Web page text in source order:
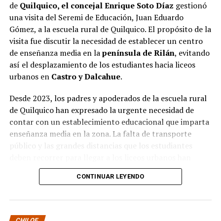
de Quilquico, el concejal Enrique Soto Díaz gestionó
una visita del Seremi de Educación, Juan Eduardo
Gómez, a la escuela rural de Quilquico. El propósito de la
visita fue discutir la necesidad de establecer un centro
de enseñanza media en lapenínsula de Rilán, evitando
así el desplazamiento de los estudiantes hacia liceos
urbanos en Castro y Dalcahue.
Desde 2023, los padres y apoderados de la escuela rural
de Quilquico han expresado la urgente necesidad de
contar con un establecimiento educacional que imparta
enseñanza media en la zona. La falta de transporte
público y las grandes distancias que los estudiantes
generado preocupaciones sobre el desapego familiar y el
aumento de la deserción escolar.
Durante la visita, el Seremi de Educación pudo conocer
de primera mano el proyecto educativo de la escuela, el
CONTINUAR LEYENDO